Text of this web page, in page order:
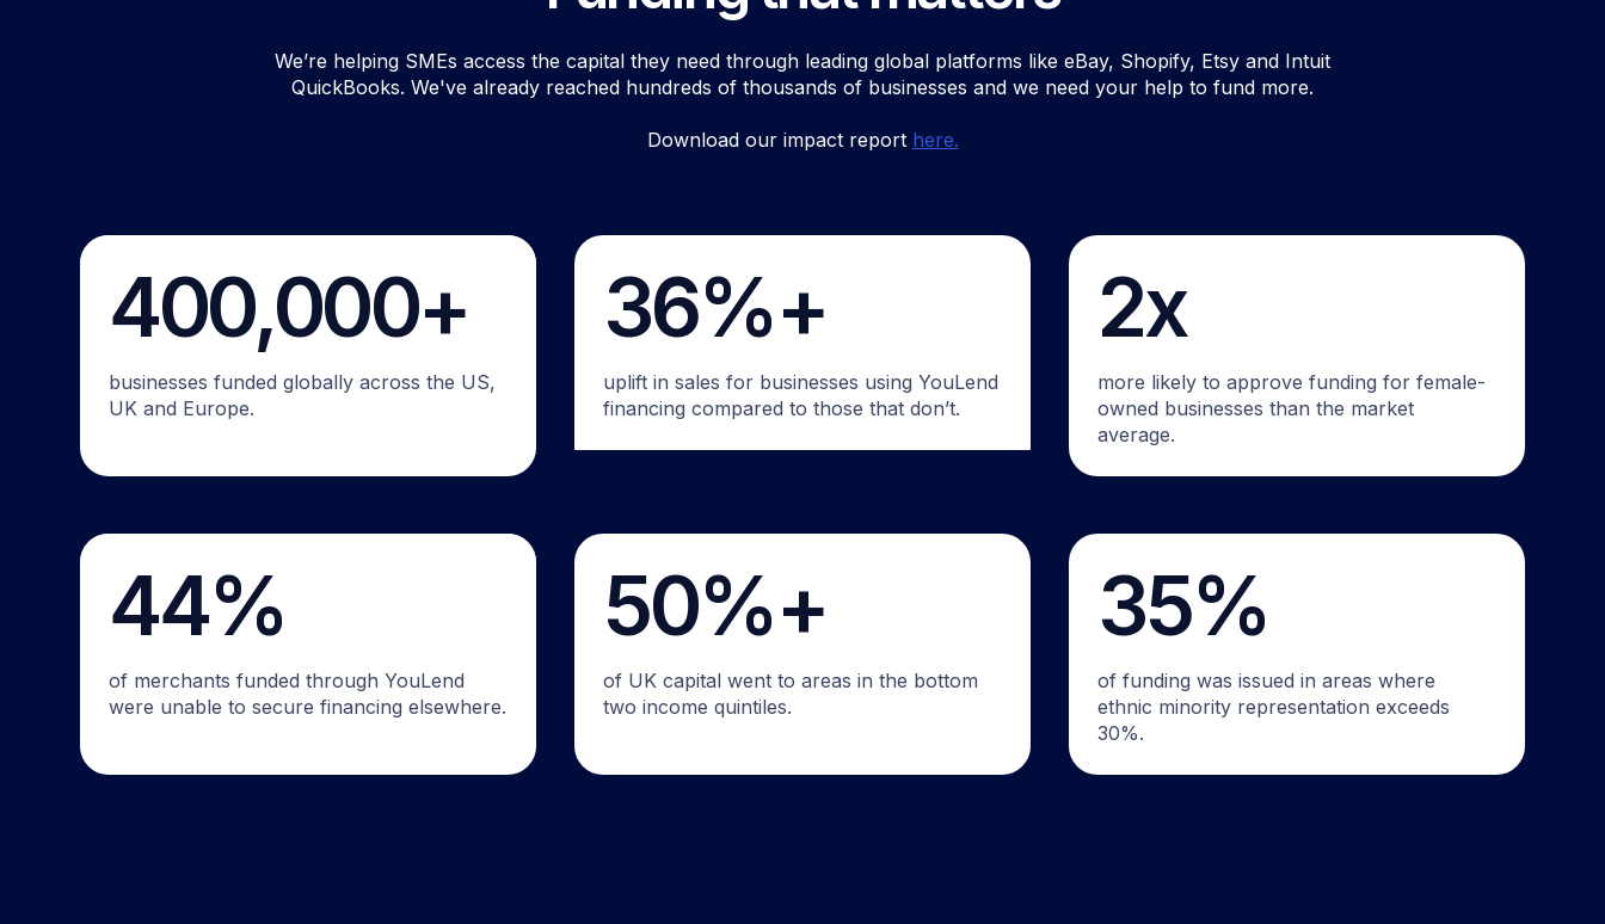
We’re helping SMEs access the capital they need through leading global platforms like eBay, Shopify, Etsy and Intuit
QuickBooks. We've already reached hundreds of thousands of businesses and we need your help to fund more.
Download our impact report here.
400,000+
businesses funded globally across the US,
UK and Europe.
36%+
uplift in sales for businesses using YouLend
financing compared to those that don’t.
2x
more likely to approve funding for female-
owned businesses than the market
average.
44%
of merchants funded through YouLend
were unable to secure financing elsewhere.
50%+
of UK capital went to areas in the bottom
two income quintiles.
35%
of funding was issued in areas where
ethnic minority representation exceeds
30%.